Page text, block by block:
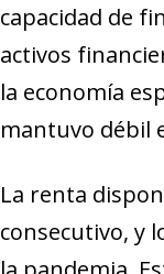
capacidad de
activos
la economía
mantuvo débil
La renta
consecutivo, y